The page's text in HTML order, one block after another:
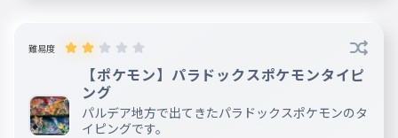
難易度
【ポケモン】パラドックスポケモンタイピ
ング
パルデア地方で出てきたパラドックスポケモンのタ
イピングです。